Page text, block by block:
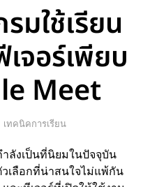
มใช้เรียน
จอร์เพียบ
Meet
เทคนิคการเรียน
ลังเป็นที่นิยมในปัจจุบัน
เลือกที่น่าสนใจไม่แพ้กัน